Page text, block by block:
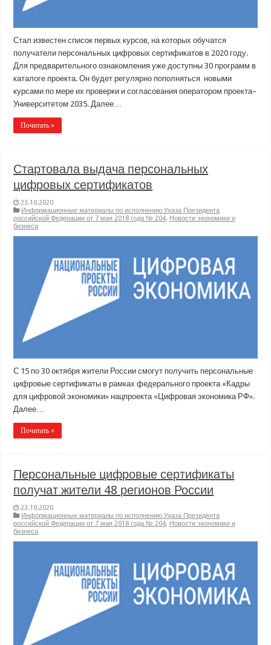
Стал известен список первых курсов, на которых обучатся
получатели персональных цифровых сертификатов в 2020 году.
Для предварительного ознакомления уже доступны 30 программ в
каталоге проекта. Он будет регулярно пополняться новыми
курсами по мере их проверки и согласования оператором проекта–
Университетом 2035. Далее…
Почитать »
Стартовала выдача персональных
цифровых сертификатов
23.10.2020
Информационные материалы по исполнению Указа Президента
российской Федерации от 7 мая 2018 года № 204, Новости экономики и
бизнеса
С 15 по 30 октября жители России смогут получить персональные
цифровые сертификаты в рамках федерального проекта «Кадры
для цифровой экономики» нацпроекта «Цифровая экономика РФ».
Далее…
Почитать »
Персональные цифровые сертификаты
получат жители 48 регионов России
23.10.2020
Информационные материалы по исполнению Указа Президента
российской Федерации от 7 мая 2018 года № 204, Новости экономики и
бизнеса